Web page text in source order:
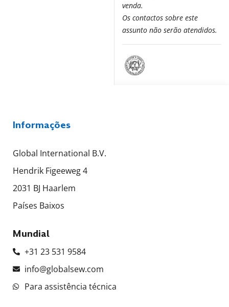
venda.
Os contactos sobre este
assunto não serão atendidos.
Informações
Global International B.V.
Hendrik Figeeweg 4
2031 BJ Haarlem
Países Baixos
Mundial
+31 23 531 9584
info@globalsew.com
Para assistência técnica